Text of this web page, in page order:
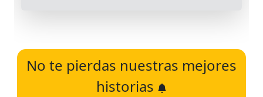
No te pierdas nuestras mejores
historias